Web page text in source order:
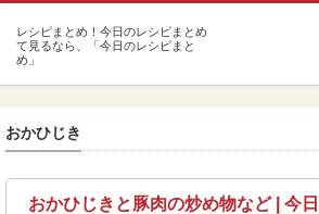
おかひじき
おかひじきと豚肉の炒め物など | 今